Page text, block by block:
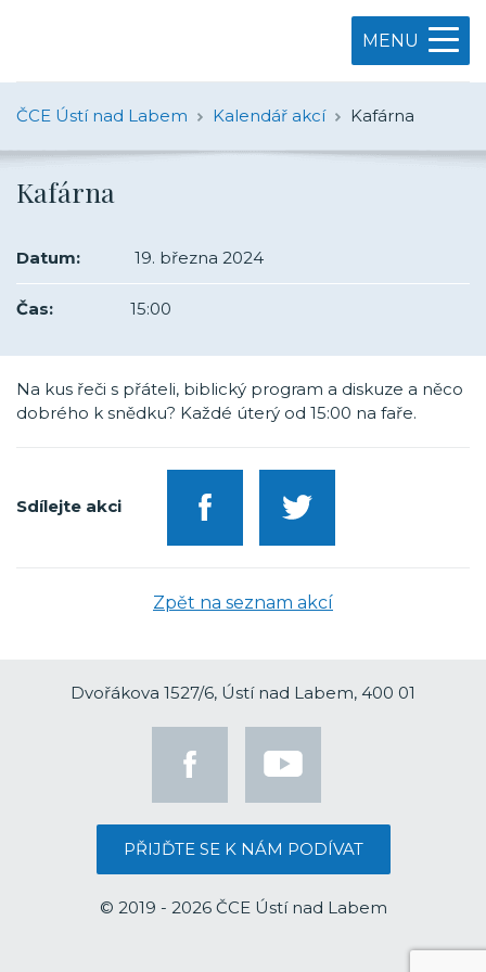
MENU
ČCE Ústí nad Labem Kalendář akcí Kafárna
Kafárna
Datum: 19. března 2024
Čas: 15:00
Na kus řeči s přáteli, biblický program a diskuze a něco
dobrého k snědku? Každé úterý od 15:00 na faře.
Sdílejte akci
Zpět na seznam akcí
Dvořákova 1527/6, Ústí nad Labem, 400 01
PŘIJĎTE SE K NÁM PODÍVAT
© 2019 - 2026 ČCE Ústí nad Labem